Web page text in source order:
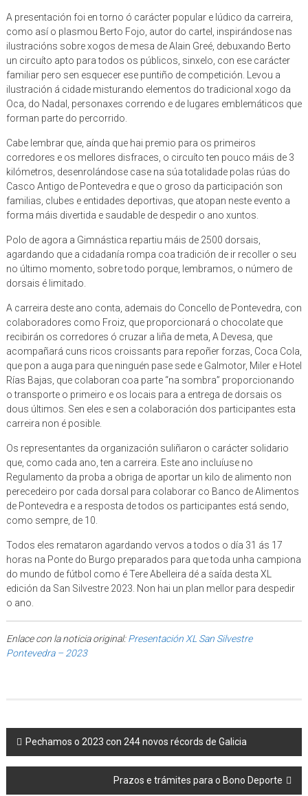
A presentación foi en torno ó carácter popular e lúdico da carreira,
como así o plasmou Berto Fojo, autor do cartel, inspirándose nas
ilustracións sobre xogos de mesa de Alain Greé, debuxando Berto
un circuíto apto para todos os públicos, sinxelo, con ese carácter
familiar pero sen esquecer ese puntiño de competición. Levou a
ilustración á cidade misturando elementos do tradicional xogo da
Oca, do Nadal, personaxes correndo e de lugares emblemáticos que
forman parte do percorrido.
Cabe lembrar que, aínda que hai premio para os primeiros
corredores e os mellores disfraces, o circuíto ten pouco máis de 3
kilómetros, desenrolándose case na súa totalidade polas rúas do
Casco Antigo de Pontevedra e que o groso da participación son
familias, clubes e entidades deportivas, que atopan neste evento a
forma máis divertida e saudable de despedir o ano xuntos.
Polo de agora a Gimnástica repartiu máis de 2500 dorsais,
agardando que a cidadanía rompa coa tradición de ir recoller o seu
no último momento, sobre todo porque, lembramos, o número de
dorsais é limitado.
A carreira deste ano conta, ademais do Concello de Pontevedra, con
colaboradores como Froiz, que proporcionará o chocolate que
recibirán os corredores ó cruzar a liña de meta, A Devesa, que
acompañará cuns ricos croissants para repoñer forzas, Coca Cola,
que pon a auga para que ninguén pase sede e Galmotor, Miler e Hotel
Rías Bajas, que colaboran coa parte “na sombra” proporcionando
o transporte o primeiro e os locais para a entrega de dorsais os
dous últimos. Sen eles e sen a colaboración dos participantes esta
carreira non é posible.
Os representantes da organización suliñaron o carácter solidario
que, como cada ano, ten a carreira. Este ano incluíuse no
Regulamento da proba a obriga de aportar un kilo de alimento non
perecedeiro por cada dorsal para colaborar co Banco de Alimentos
de Pontevedra e a resposta de todos os participantes está sendo,
como sempre, de 10.
Todos eles remataron agardando vervos a todos o día 31 ás 17
horas na Ponte do Burgo preparados para que toda unha campiona
do mundo de fútbol como é Tere Abelleira dé a saída desta XL
edición da San Silvestre 2023. Non hai un plan mellor para despedir
o ano.
Enlace con la noticia original:Presentación XL San Silvestre
Pontevedra – 2023
Post navigation
Pechamos o 2023 con 244 novos récords de Galicia
Prazos e trámites para o Bono Deporte